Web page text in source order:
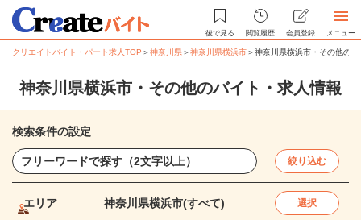
後で見る 閲覧履歴 会員登録 メニュー
クリエイトバイト・パート求人TOP ＞神奈川県＞神奈川県横浜市＞神奈川県横浜市・その他の
神奈川県横浜市・その他のバイト・求人情報
検索条件の設定
絞り込む
エリア 神奈川県横浜市(すべて) 選択